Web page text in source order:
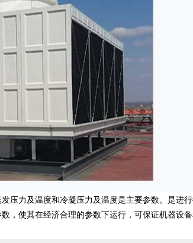
压力及温度和冷凝压力及温度是主要参数。是进
，使其在经济合理的参数下运行，可保证机器设